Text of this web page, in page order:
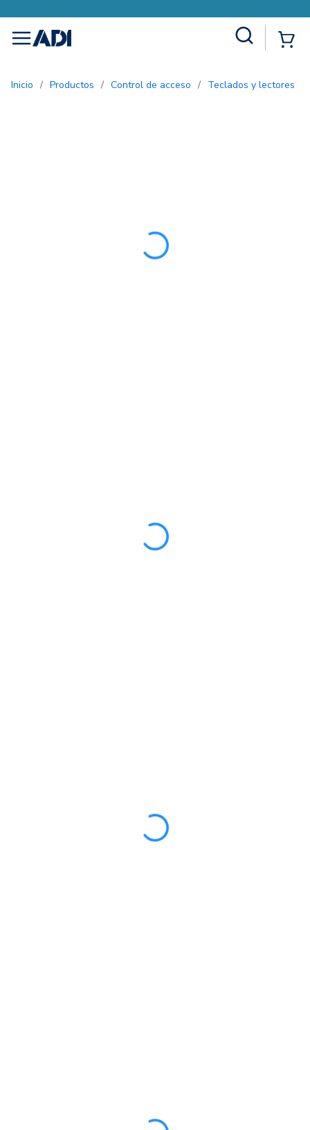
menu
Inicio / Productos / Control de acceso / Teclados y lectores